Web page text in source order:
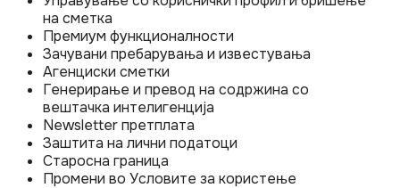
на сметка
Премиум функционалности
Зачувани пребарувања и известувања
Агенциски сметки
Генерирање и превод на содржина со
вештачка интелигенција
Newsletter претплата
Заштита на лични податоци
Старосна граница
Промени во Условите за користење